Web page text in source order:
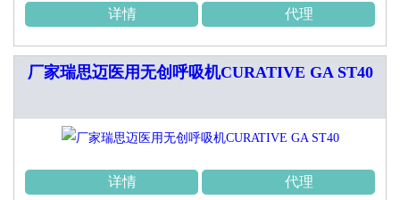
详情 代理
厂家瑞思迈医用无创呼吸机CURATIVE GA ST40
详情 代理